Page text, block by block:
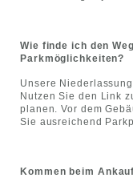
Wie finde ich den
Parkmöglichkeiten?
Unsere
Nutzen Sie den Link
planen. Vor dem
Sie ausreichend
Kommen beim